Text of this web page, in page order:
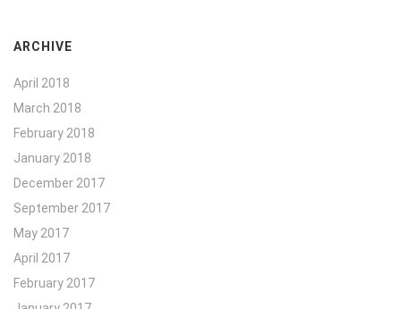
ARCHIVE
April 2018
March 2018
February 2018
January 2018
December 2017
September 2017
May 2017
April 2017
February 2017